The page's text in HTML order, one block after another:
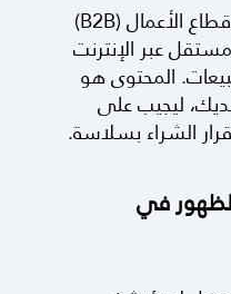
تشير الدراسات إلى أن عملاء قطاع الأعمال (B2B)
عبر الإنترنت
المحتوى هو
ليجيب على
الشراء بسلاسة.
في